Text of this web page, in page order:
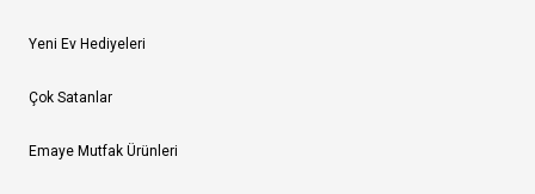
Yeni Ev Hediyeleri
Çok Satanlar
Emaye Mutfak Ürünleri